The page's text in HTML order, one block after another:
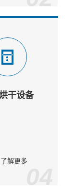
干设备
了解更多